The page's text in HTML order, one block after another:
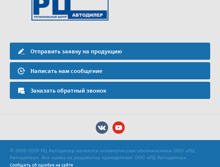
Отправить заявку на продукцию
Написать нам сообщение
Заказать обратный звонок
© 2000-2026 РЦ Автодилер является коммерческим обозначением ООО «РЦ
Автодилер». Все права на разработку принадлежат ООО «РЦ Автодилер».
Сообщить об ошибке на сайте